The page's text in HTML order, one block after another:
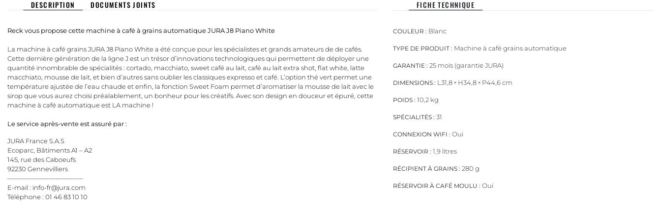
DESCRIPTION DOCUMENTS JOINTS
Reck vous propose cette machine à café à grains automatique JURA J8 Piano White
La machine à café grains JURA J8 Piano White a été conçue pour les spécialistes et grands amateurs de de cafés.
Cette dernière génération de la ligne J est un trésor d’innovations technologiques qui permettent de déployer une
quantité innombrable de spécialités : cortado, macchiato, sweet café au lait, café au lait extra shot, flat white, latte
macchiato, mousse de lait, et bien d’autres sans oublier les classiques expresso et café. L’option thé vert permet une
température ajustée de l’eau chaude et enfin, la fonction Sweet Foam permet d’aromatiser la mousse de lait avec le
sirop que vous aurez choisi préalablement, un bonheur pour les créatifs. Avec son design en douceur et épuré, cette
machine à café automatique est LA machine !
Le service après-vente est assuré par :
JURA France S.A.S
Ecoparc, Bâtiments A1 – A2
145, rue des Caboeufs
92230 Gennevilliers
––––––––––––––––––––––
E-mail : info-fr@jura.com
Téléphone : 01 46 83 10 10
FICHE TECHNIQUE
COULEUR : Blanc
TYPE DE PRODUIT : Machine à café grains automatique
GARANTIE : 25 mois (garantie JURA)
DIMENSIONS : L31,8 × H34,8 × P44,6 cm
POIDS : 10,2 kg
SPÉCIALITÉS : 31
CONNEXION WIFI : Oui
RÉSERVOIR : 1,9 litres
RÉCIPIENT À GRAINS : 280 g
RÉSERVOIR À CAFÉ MOULU : Oui